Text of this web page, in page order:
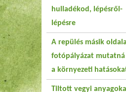
hulladékod, lépésről-
lépésre
A repülés másik
fotópályázat mutatná
a környezeti
Tiltott vegyi